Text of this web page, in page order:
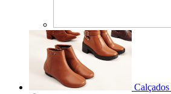
Calçados